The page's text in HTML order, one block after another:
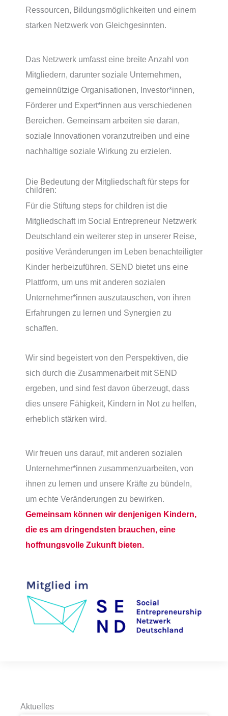
Ressourcen, Bildungsmöglichkeiten und einem
starken Netzwerk von Gleichgesinnten.
Das Netzwerk umfasst eine breite Anzahl von
Mitgliedern, darunter soziale Unternehmen,
gemeinnützige Organisationen, Investor*innen,
Förderer und Expert*innen aus verschiedenen
Bereichen. Gemeinsam arbeiten sie daran,
soziale Innovationen voranzutreiben und eine
nachhaltige soziale Wirkung zu erzielen.
Die Bedeutung der Mitgliedschaft für steps for
children:
Für die Stiftung steps for children ist die
Mitgliedschaft im Social Entrepreneur Netzwerk
Deutschland ein weiterer step in unserer Reise,
positive Veränderungen im Leben benachteiligter
Kinder herbeizuführen. SEND bietet uns eine
Plattform, um uns mit anderen sozialen
Unternehmer*innen auszutauschen, von ihren
Erfahrungen zu lernen und Synergien zu
schaffen.
Wir sind begeistert von den Perspektiven, die
sich durch die Zusammenarbeit mit SEND
ergeben, und sind fest davon überzeugt, dass
dies unsere Fähigkeit, Kindern in Not zu helfen,
erheblich stärken wird.
Wir freuen uns darauf, mit anderen sozialen
Unternehmer*innen zusammenzuarbeiten, von
ihnen zu lernen und unsere Kräfte zu bündeln,
um echte Veränderungen zu bewirken.
Gemeinsam können wir denjenigen Kindern,
die es am dringendsten brauchen, eine
hoffnungsvolle Zukunft bieten.
Aktuelles